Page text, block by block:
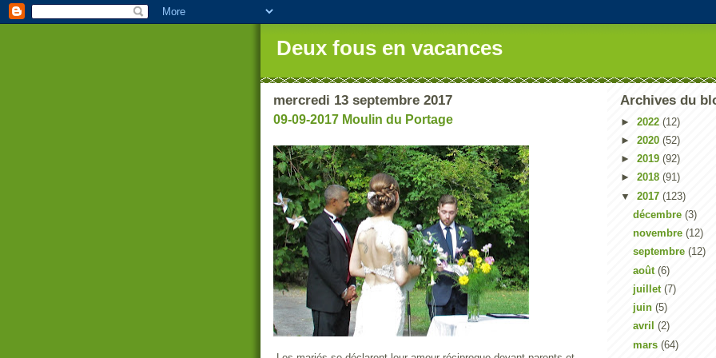
Deux fous en vacances
mercredi 13 septembre 2017
09-09-2017 Moulin du Portage
Archives du
► 2022 (12)
► 2020 (52)
► 2019 (92)
► 2018 (91)
▼ 2017 (123)
décembre (3)
novembre (12)
septembre (12)
août (6)
juillet (7)
juin (5)
avril (2)
mars (64)